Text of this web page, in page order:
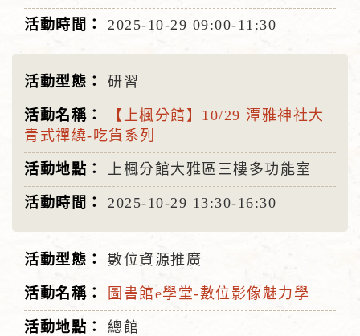
2025-10-29 09:00-11:30
研習
【上楓分館】10/29 潭雅神社大
青式禪繞-吃貨系列
上楓分館大雅區三樓多功能室
2025-10-29 13:30-16:30
數位資源推廣
圖書館e學堂-數位影像魅力學
總館